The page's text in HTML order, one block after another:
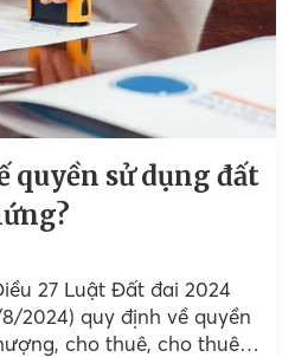
quyền sử dụng đất
27 Luật Đất đai 2024
2024) quy định về quyền
cho thuê, cho thuê